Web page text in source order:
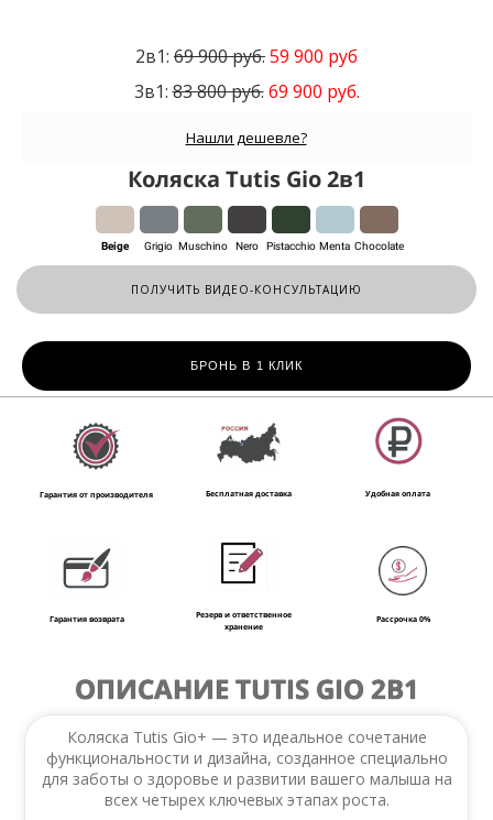
Коляска Tutis Gio 2в1
Beige Grigio Muschino Nero Pistacchio Menta Chocolatе
Нашли дешевле?
ПОЛУЧИТЬ ВИДЕО-КОНСУЛЬТАЦИЮ
БРОНЬ В 1 КЛИК
2в1: 69 900 руб.59 900 руб
3в1:83 800 руб. 69 900 руб.
Гарантия от производителя Бесплатная доставка Удобная оплата
Гарантия возврата
Резерв и ответственное
хранение
Рассрочка 0%
ОПИСАНИЕ TUTIS GIO 2В1
Коляска Tutis Gio+ — это идеальное сочетание
функциональности и дизайна, созданное специально
для заботы о здоровье и развитии вашего малыша на
всех четырех ключевых этапах роста.